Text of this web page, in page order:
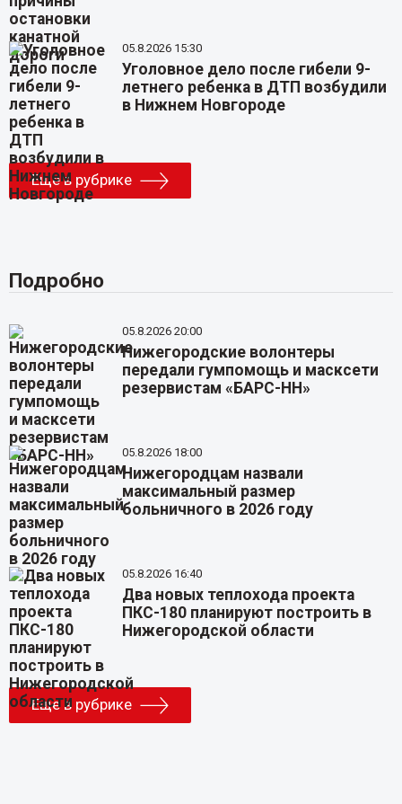
05.8.2026 15:30
Уголовное дело после гибели 9-
летнего ребенка в ДТП возбудили
в Нижнем Новгороде
Еще в рубрике
Подробно
05.8.2026 20:00
Нижегородские волонтеры
передали гумпомощь и масксети
резервистам «БАРС-НН»
05.8.2026 18:00
Нижегородцам назвали
максимальный размер
больничного в 2026 году
05.8.2026 16:40
Два новых теплохода проекта
ПКС-180 планируют построить в
Нижегородской области
Еще в рубрике